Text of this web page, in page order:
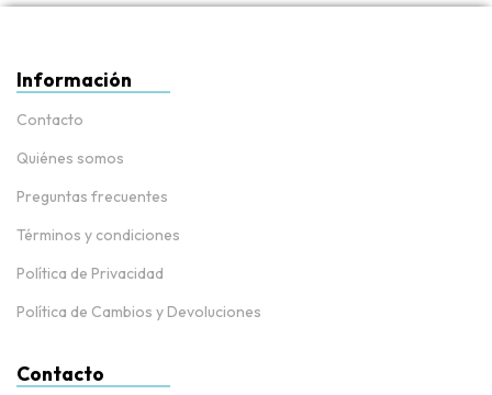
Información
Contacto
Quiénes somos
Preguntas frecuentes
Términos y condiciones
Política de Privacidad
Política de Cambios y Devoluciones
Contacto